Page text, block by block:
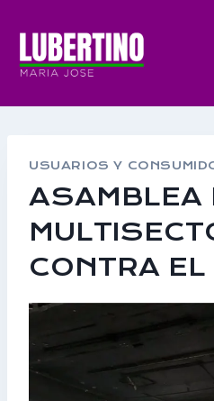
contenido
USUARIOS Y
ASAMBLEA
CONTRA